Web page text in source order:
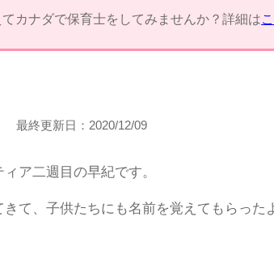
カナダで保育士をしてみませんか？詳細は
最終更新日： 2020/12/09
ア二週目の早紀です。
て、子供たちにも名前を覚えてもらった